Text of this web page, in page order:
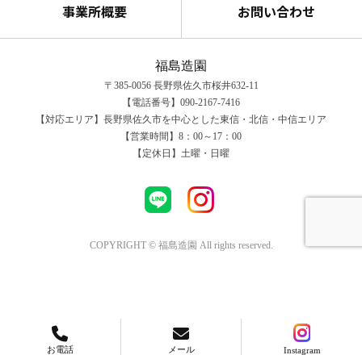
事業所概要 お問い合わせ
福島造園
〒385-0056 長野県佐久市桜井632-11
【電話番号】090-2167-7416
【対応エリア】長野県佐久市を中心とした東信・北信・中信エリア
【営業時間】8：00～17：00
【定休日】土曜・日曜
COPYRIGHT © 福島造園 All rights reserved.
お電話 メール Instagram